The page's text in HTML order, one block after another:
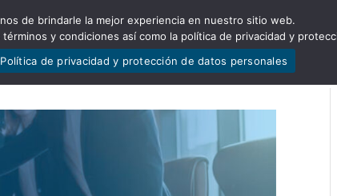
QUIÉNES SOMOS TRANSPARENCIA
de brindarle la mejor experiencia en nuestro sitio web.
y condiciones así como la política de privacidad y
Política de privacidad y protección de datos personales